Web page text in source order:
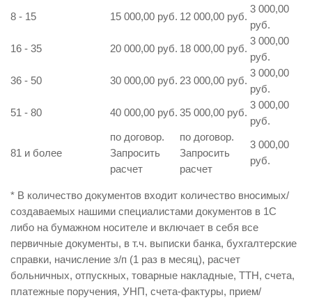
8 - 15
15 000,00 руб. 12 000,00 руб.
3 000,00
руб.
16 - 35
20 000,00 руб. 18 000,00 руб.
3 000,00
руб.
36 - 50
30 000,00 руб. 23 000,00 руб.
3 000,00
руб.
51 - 80
40 000,00 руб. 35 000,00 руб.
3 000,00
руб.
81 и более
по договор.
Запросить
расчет
по договор.
Запросить
расчет
3 000,00
руб.
* В количество документов входит количество вносимых/
создаваемых нашими специалистами документов в 1С
либо на бумажном носителе и включает в себя все
первичные документы, в т.ч. выписки банка, бухгалтерские
справки, начисление з/п (1 раз в месяц), расчет
больничных, отпускных, товарные накладные, ТТН, счета,
платежные поручения, УНП, счета-фактуры, прием/